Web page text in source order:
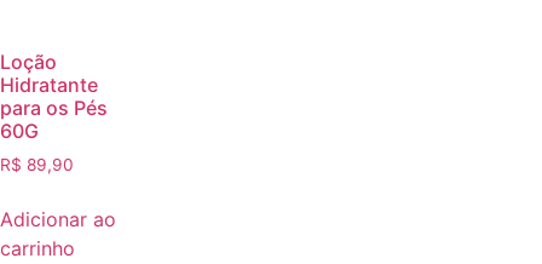
Loção
Hidratante
para os Pés
60G
R$ 89,90
Adicionar ao
carrinho